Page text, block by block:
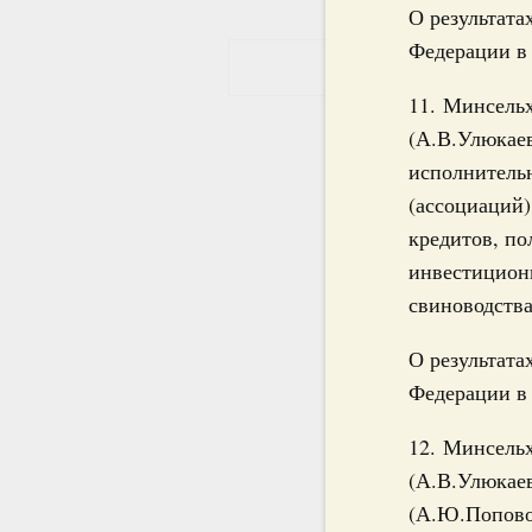
О
Федерации в
11.
кредитов,
О
Федерации в
12.